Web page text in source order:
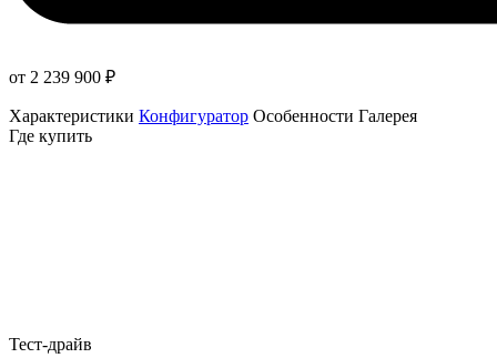
от 2 239 900 ₽
Характеристики Конфигуратор Особенности Галерея
Где купить
Тест-драйв